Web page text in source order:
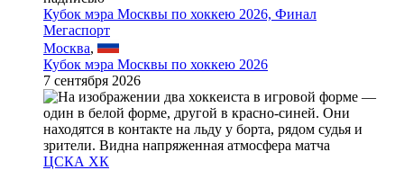
Кубок мэра Москвы по хоккею 2026, Финал
Мегаспорт
Москва,
Кубок мэра Москвы по хоккею 2026
7 сентября 2026
ЦСКА ХК